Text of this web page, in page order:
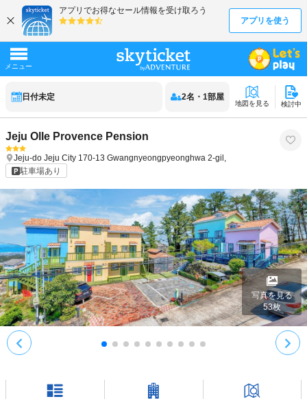
日付未定 2名 ・ 1部屋
地図を見る 検討中
Jeju Olle Provence Pension
Jeju-do Jeju City 170-13 Gwangnyeongpyeonghwa 2-gil,
駐車場あり
写真を見る
53枚